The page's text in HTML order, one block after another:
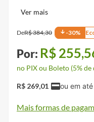
DeR$384,30 -30%
R$255,
no PIX ou Boleto (5% de
R$ 269,01
Mais formas de